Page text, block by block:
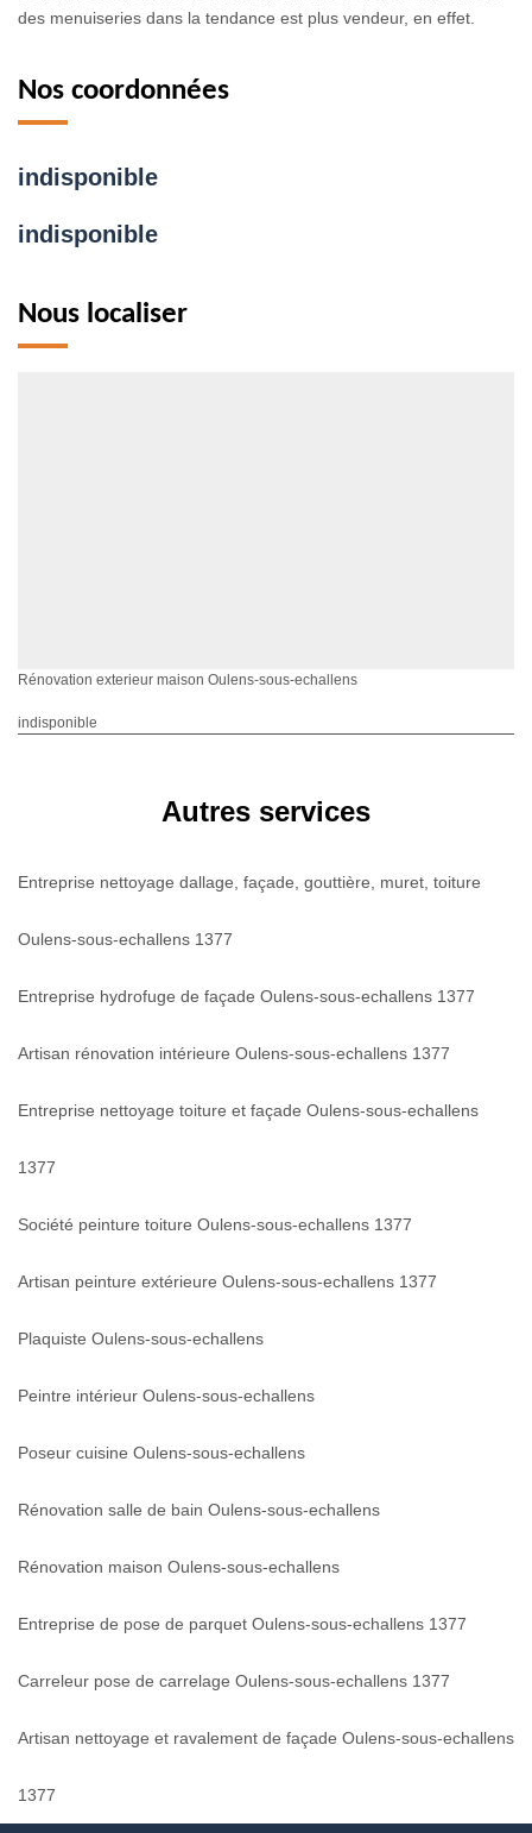
des menuiseries dans la tendance est plus vendeur, en effet.
Nos coordonnées
indisponible
indisponible
Nous localiser
Rénovation exterieur maison Oulens-sous-echallens
indisponible
Autres services
Entreprise nettoyage dallage, façade, gouttière, muret, toiture
Oulens-sous-echallens 1377
Entreprise hydrofuge de façade Oulens-sous-echallens 1377
Artisan rénovation intérieure Oulens-sous-echallens 1377
Entreprise nettoyage toiture et façade Oulens-sous-echallens
1377
Société peinture toiture Oulens-sous-echallens 1377
Artisan peinture extérieure Oulens-sous-echallens 1377
Plaquiste Oulens-sous-echallens
Peintre intérieur Oulens-sous-echallens
Poseur cuisine Oulens-sous-echallens
Rénovation salle de bain Oulens-sous-echallens
Rénovation maison Oulens-sous-echallens
Entreprise de pose de parquet Oulens-sous-echallens 1377
Carreleur pose de carrelage Oulens-sous-echallens 1377
Artisan nettoyage et ravalement de façade Oulens-sous-echallens
1377